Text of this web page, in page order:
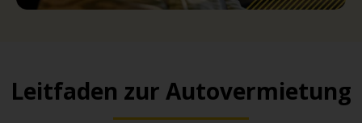
Leitfaden zur Autovermietung